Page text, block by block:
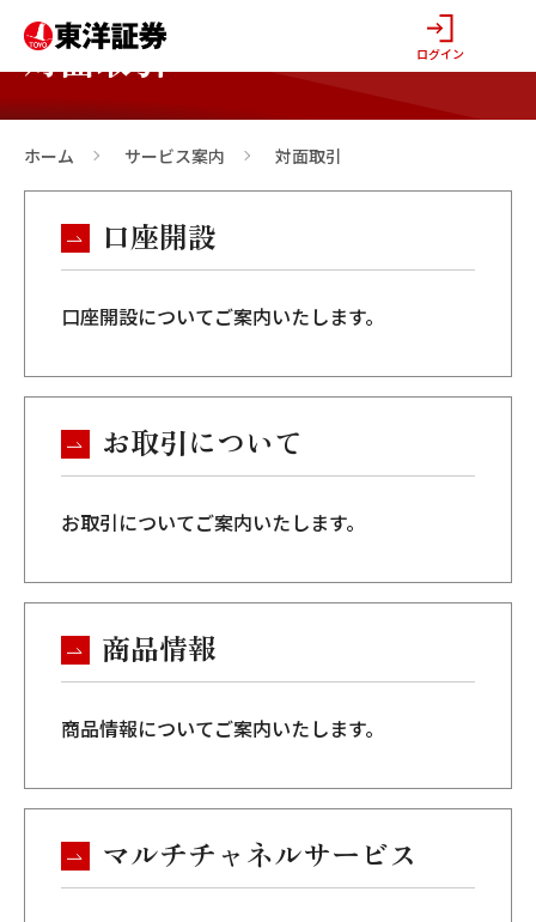
ログイン
対面取引
ホーム >
サービス案内 >
対面取引
口座開設
口座開設についてご案内いたします。
お取引について
お取引についてご案内いたします。
商品情報
商品情報についてご案内いたします。
マルチチャネルサービス